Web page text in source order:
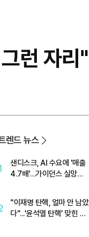
런 자리"
렌드 뉴스
샌디스크, AI 수요에 '매출
4.7배'…가이던스 실망에
"이재명 탄핵, 얼마 안 남았
다"...'윤석열 탄핵' 맞힌 무